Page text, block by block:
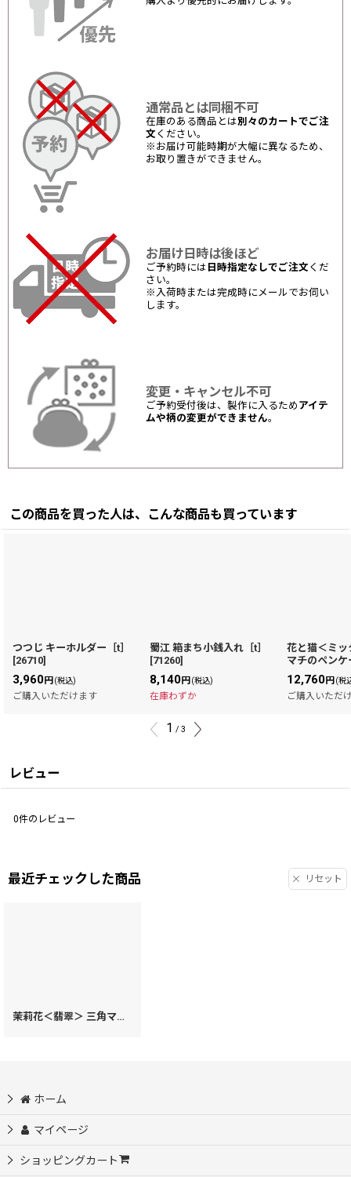
通常品とは同梱不可
在庫のある商品とは別々のカートでご注
文 ください。
※お届け可能時期が大幅に異なるため、
お取り置きができません。
お届け日時は後ほど
ご予約時には 日時指定なしでご注文 くだ
さい。
※入荷時または完成時にメールでお伺い
します。
変更・キャンセル不可
ご予約受付後は、製作に入るため アイテ
ムや柄の変更ができません。
この商品を買った人は、こんな商品も買っています
つつじ キーホルダー［t］
[26710]
3,960円 (税込)
ご購入いただけます
蜀江 箱まち小銭入れ［t］
[71260]
8,140円 (税込)
在庫わずか
花と猫＜ミッ
マチのペンケ
12,760円 (税
ご購入いただ
1 / 3
レビュー
0件のレビュー
最近チェックした商品 リセット
茉莉花＜翡翠＞ 三角マチのペンケース
ホーム
マイページ
ショッピングカート